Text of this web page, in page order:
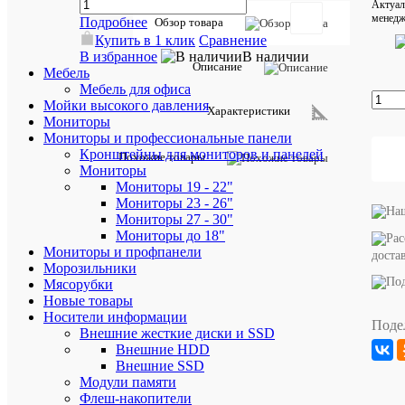
Подробнее
Купить в 1 клик Сравнение
В избранное
В наличии
Мебель
Мебель для офиса
Мойки высокого давления
Мониторы
Мониторы и профессиональные панели
Кронштейны для мониторов и панелей
Мониторы
Мониторы 19 - 22"
Мониторы 23 - 26"
Мониторы 27 - 30"
Мониторы до 18"
Мониторы и профпанели
Морозильники
Мясорубки
Новые товары
Носители информации
Внешние жесткие диски и SSD
Внешние HDD
Внешние SSD
Модули памяти
Флеш-накопители
Обзор товара
Описание
Характеристики
Похожие товары
отзыв
Все
товара
7997
44;
56;